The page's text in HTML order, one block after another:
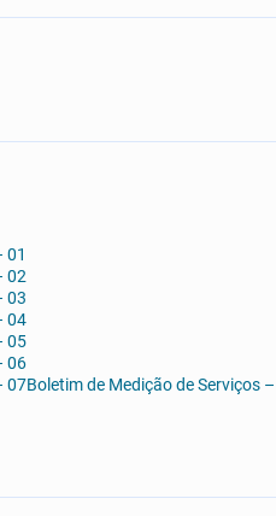
01
02
03
04
05
06
07Boletim de Medição de Serviços